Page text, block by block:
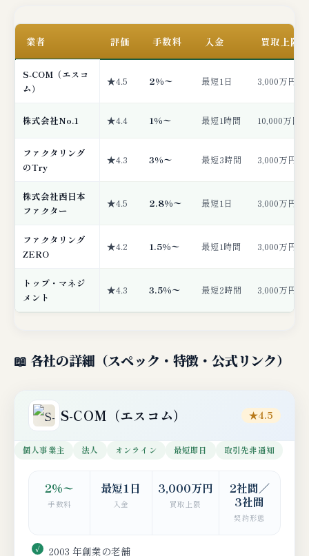
業者 評価 手数料 入金 買取上限
S-COM（エスコ
ム）
★4.5 2%〜 最短1日 3,000万円
株式会社No.1 ★4.4 1%〜 最短1時間 10,000万円
ファクタリング
のTry
★4.3 3%〜 最短3時間 3,000万円
株式会社西日本
ファクター
★4.5 2.8%〜 最短1日 3,000万円
ファクタリング
ZERO
★4.2 1.5%〜 最短1時間 3,000万円
トップ・マネジ
メント
★4.3 3.5%〜 最短2時間 3,000万円
📖 各社の詳細（スペック・特徴・公式リンク）
S-COM（エスコム） ★4.5
個人事業主 法人 オンライン 最短即日 取引先非通知
2%〜
手数料
最短1日
入金
3,000万円
買取上限
2社間／
3社間
契約形態
2003 年創業の老舗